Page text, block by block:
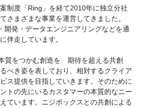
制度「Ring」を経て2010年に独立分社
さまざまな事業を運営してきました。
開発・データエンジニアリングなどを通
伴走しています。
質をつかむ創造を 期待を超える共創
べき姿を表しており、相対するクライア
ス提供を目指していきます。そのために
トの先にいるカスタマーの本質的なニー
ています。ニジボックスとの共創による